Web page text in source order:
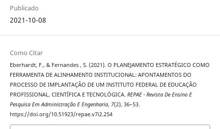
Publicado
2021-10-08
Como Citar
Eberhardt, F., & Fernandes , S. (2021). O PLANEJAMENTO ESTRATÉGICO COMO
FERRAMENTA DE ALINHAMENTO INSTITUCIONAL: APONTAMENTOS DO
PROCESSO DE IMPLANTAÇÃO DE UM INSTITUTO FEDERAL DE EDUCAÇÃO
PROFISSIONAL, CIENTÍFICA E TECNOLÓGICA. REPAE - Revista De Ensino E
Pesquisa Em Administração E Engenharia, 7(2), 36–53.
https://doi.org/10.51923/repae.v7i2.254